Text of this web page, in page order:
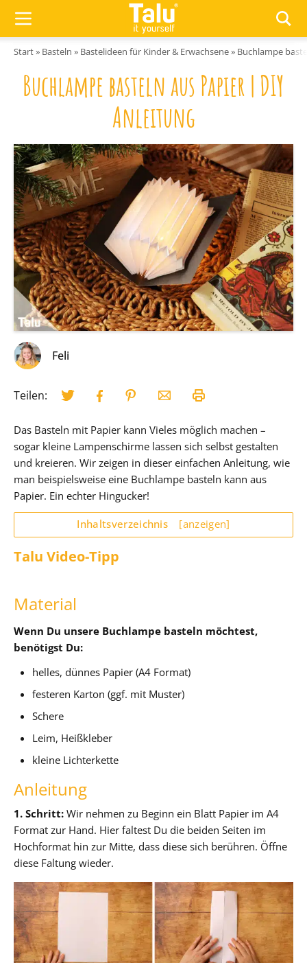
Start» Basteln » Bastelideen für Kinder & Erwachsene» Buchlampe
Buchlampe basteln aus Papier | DIY
Anleitung
Feli
Teilen:
Das Basteln mit Papier kann Vieles möglich machen –
sogar kleine Lampenschirme lassen sich selbst gestalten
und kreieren. Wir zeigen in dieser einfachen Anleitung, wie
man beispielsweise eine Buchlampe basteln kann aus
Papier. Ein echter Hingucker!
Inhaltsverzeichnis [anzeigen]
Talu Video-Tipp
Material
Wenn Du unsere Buchlampe basteln möchtest,
benötigst Du:
helles, dünnes Papier (A4 Format)
festeren Karton (ggf. mit Muster)
Schere
Leim, Heißkleber
kleine Lichterkette
Anleitung
1. Schritt: Wir nehmen zu Beginn ein Blatt Papier im A4
Format zur Hand. Hier faltest Du die beiden Seiten im
Hochformat hin zur Mitte, dass diese sich berühren. Öffne
diese Faltung wieder.